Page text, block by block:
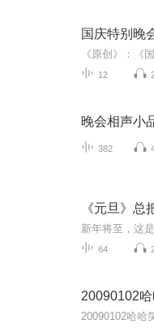
国庆特别晚
12
晚会相声小
382
《元旦》总
新年将至，这
64
20090102
20090102哈哈